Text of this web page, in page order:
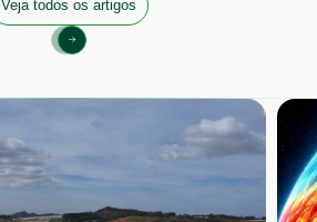
Veja todos os artigos